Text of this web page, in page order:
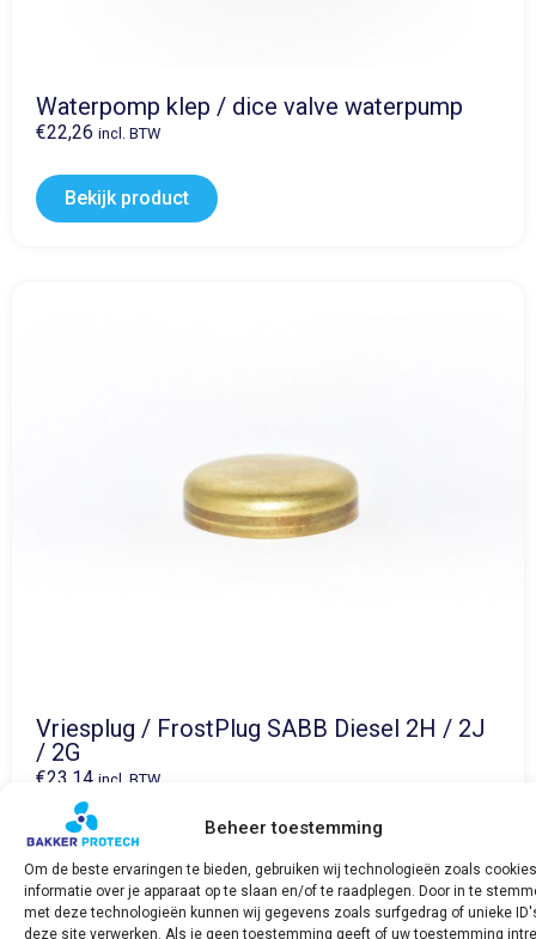
Beheer toestemming
Om de beste ervaringen te bieden, gebruiken wij technologieën zoals
informatie over je apparaat op te slaan en/of te raadplegen. Door in te
met deze technologieën kunnen wij gegevens zoals surfgedrag of unieke
deze site verwerken. Als je geen toestemming geeft of uw toestemming
Waterpomp klep / dice valve waterpump
€22,26 incl. BTW
Bekijk product
Vriesplug / FrostPlug SABB Diesel 2H / 2J
/ 2G
€23,14 incl. BTW
Bekijk product